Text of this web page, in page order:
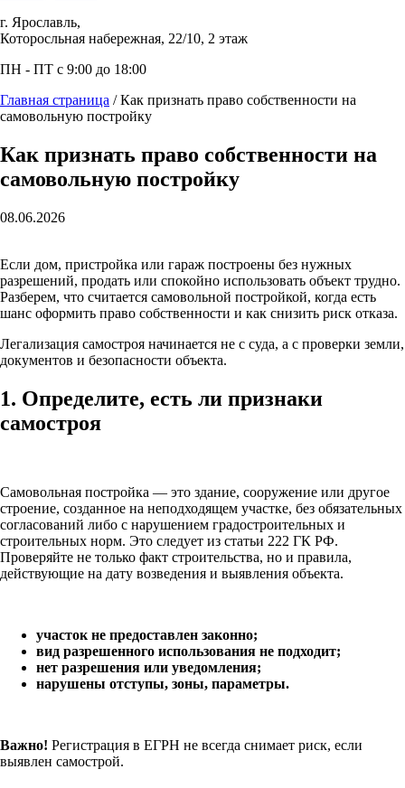
г. Ярославль,
Которосльная набережная, 22/10, 2 этаж
ПН - ПТ с 9:00 до 18:00
Главная страница /Как признать право собственности на
самовольную постройку
Как признать право собственности на
самовольную постройку
08.06.2026
Если дом, пристройка или гараж построены без нужных
разрешений, продать или спокойно использовать объект трудно.
Разберем, что считается самовольной постройкой, когда есть
шанс оформить право собственности и как снизить риск отказа.
Легализация самостроя начинается не с суда, а с проверки земли,
документов и безопасности объекта.
1. Определите, есть ли признаки
самостроя
Самовольная постройка — это здание, сооружение или другое
строение, созданное на неподходящем участке, без обязательных
согласований либо с нарушением градостроительных и
строительных норм. Это следует из статьи 222 ГК РФ.
Проверяйте не только факт строительства, но и правила,
действующие на дату возведения и выявления объекта.
участок не предоставлен законно;
вид разрешенного использования не подходит;
нет разрешения или уведомления;
нарушены отступы, зоны, параметры.
Важно! Регистрация в ЕГРН не всегда снимает риск, если
выявлен самострой.